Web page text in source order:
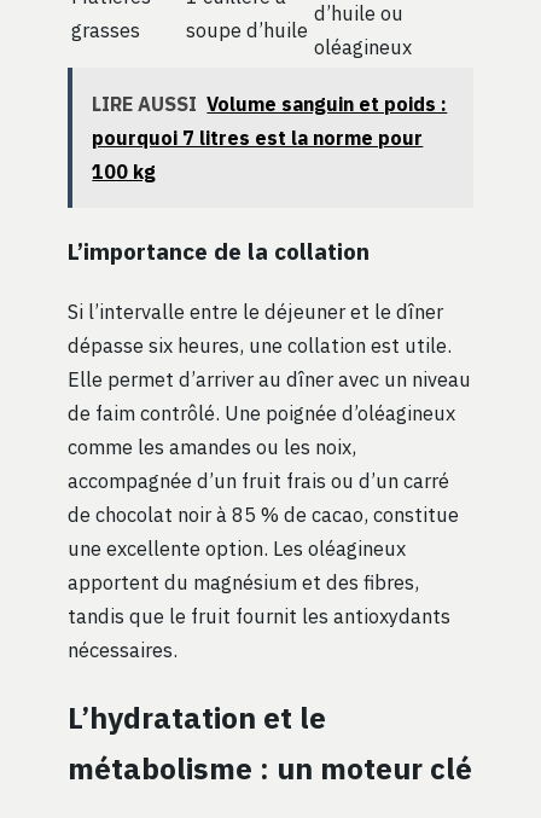
grasses
soupe d’huile
d’huile ou
oléagineux
LIRE AUSSI Volume sanguin et poids :
pourquoi 7 litres est la norme pour
100 kg
L’importance de la collation
Si l’intervalle entre le déjeuner et le dîner
dépasse six heures, une collation est utile.
Elle permet d’arriver au dîner avec un niveau
de faim contrôlé. Une poignée d’oléagineux
comme les amandes ou les noix,
accompagnée d’un fruit frais ou d’un carré
de chocolat noir à 85 % de cacao, constitue
une excellente option. Les oléagineux
apportent du magnésium et des fibres,
tandis que le fruit fournit les antioxydants
nécessaires.
L’hydratation et le
métabolisme : un moteur clé